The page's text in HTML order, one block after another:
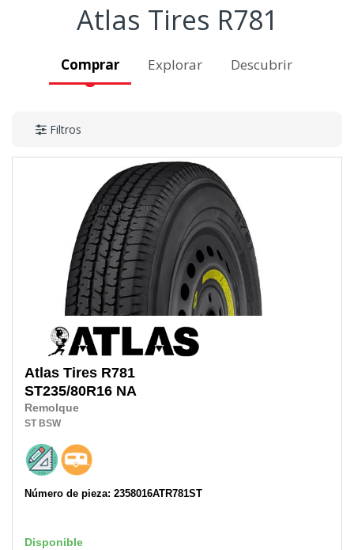
Atlas Tires R781
Comprar Explorar Descubrir
Filtros
Atlas Tires R781
ST235/80R16 NA
Remolque
ST BSW
Número de pieza: 2358016ATR781ST
Disponible